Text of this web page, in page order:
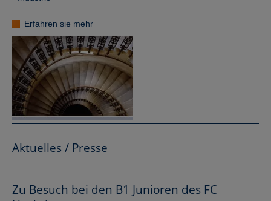
Erfahren sie mehr
Aktuelles / Presse
Zu Besuch bei den B1 Junioren des FC